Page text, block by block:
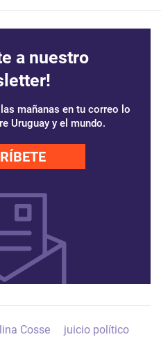
a nuestro
mañanas en tu correo lo
Uruguay y el mundo.
Cosse juicio político